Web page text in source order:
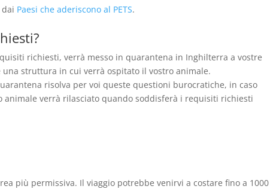
Paesi che aderiscono al PETS.
richiesti, verrà messo in quarantena in Inghilterra a vostre
struttura in cui verrà ospitato il vostro animale.
risolva per voi queste questioni burocratiche, in caso
animale verrà rilasciato quando soddisferà i requisiti richiesti
più permissiva. Il viaggio potrebbe venirvi a costare fino a 1000